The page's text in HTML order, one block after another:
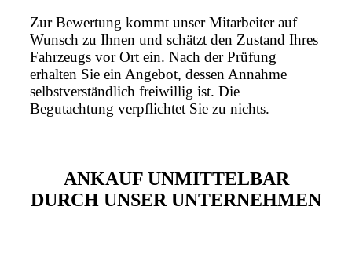
Zur Bewertung kommt unser Mitarbeiter auf
Wunsch zu Ihnen und schätzt den Zustand Ihres
Fahrzeugs vor Ort ein. Nach der Prüfung
erhalten Sie ein Angebot, dessen Annahme
selbstverständlich freiwillig ist. Die
Begutachtung verpflichtet Sie zu nichts.
ANKAUF UNMITTELBAR
DURCH UNSER UNTERNEHMEN